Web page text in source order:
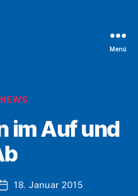
Menü
Kategorien
im Auf und
Beitragsdatum
18. Januar 2015